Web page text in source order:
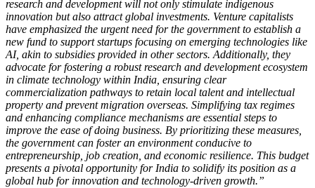
research and development will not only stimulate indigenous
innovation but also attract global investments. Venture capitalists
have emphasized the urgent need for the government to establish a
new fund to support startups focusing on emerging technologies like
AI, akin to subsidies provided in other sectors. Additionally, they
advocate for fostering a robust research and development ecosystem
in climate technology within India, ensuring clear
commercialization pathways to retain local talent and intellectual
property and prevent migration overseas. Simplifying tax regimes
and enhancing compliance mechanisms are essential steps to
improve the ease of doing business. By prioritizing these measures,
the government can foster an environment conducive to
entrepreneurship, job creation, and economic resilience. This budget
presents a pivotal opportunity for India to solidify its position as a
global hub for innovation and technology-driven growth.”